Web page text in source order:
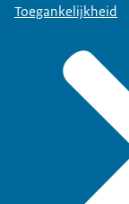
Toegankelijkheid